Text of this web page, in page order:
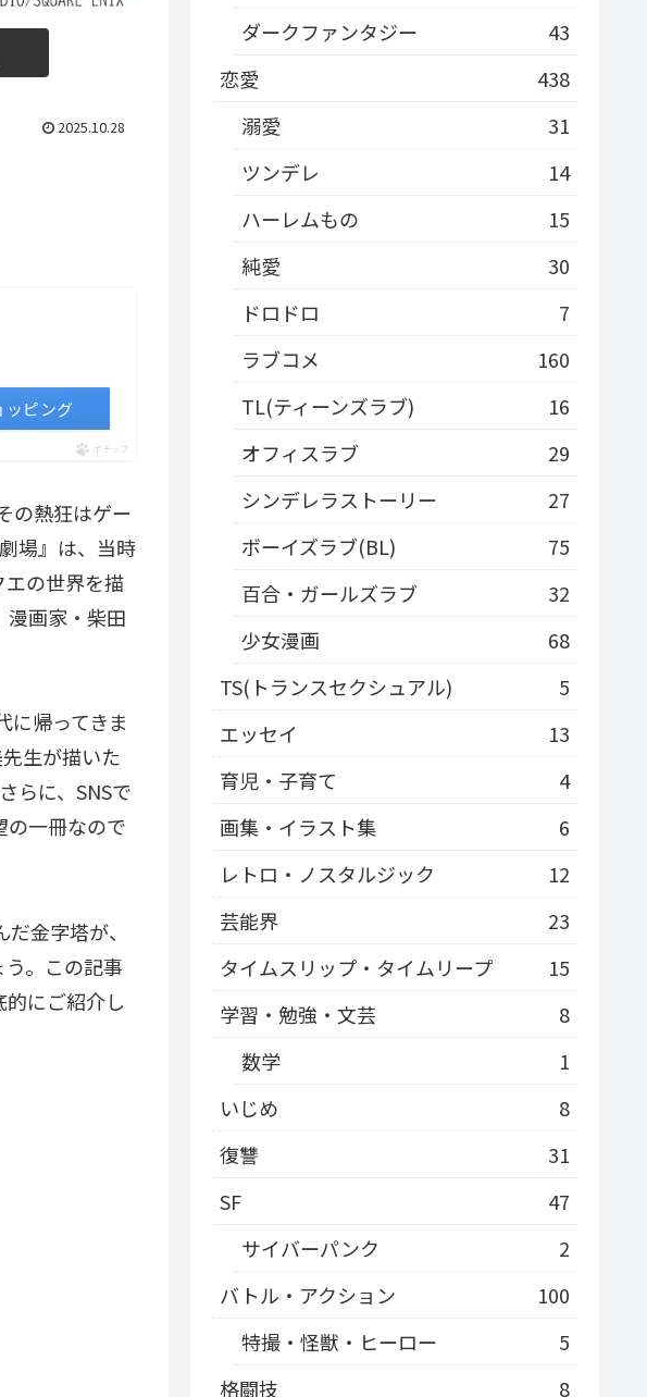
2025.10.28
ッピング
ポチップ
の熱狂はゲー
場』は、当時
の世界を描
漫画家・柴田
に帰ってきま
生が描いた
らに、SNSで
の一冊なので
金字塔が、
。この記事
にご紹介し
ダークファンタジー
43
恋愛
438
溺愛
31
ツンデレ
14
ハーレムもの
15
純愛
30
ドロドロ
7
ラブコメ
160
TL(ティーンズラブ)
16
オフィスラブ
29
シンデレラストーリー
27
ボーイズラブ(BL)
75
百合・ガールズラブ
32
少女漫画
68
TS(トランスセクシュアル)
5
エッセイ
13
育児・子育て
4
画集・イラスト集
6
レトロ・ノスタルジック
12
芸能界
23
タイムスリップ・タイムリープ
15
学習・勉強・文芸
8
数学
1
いじめ
8
復讐
31
SF
47
サイバーパンク
2
バトル・アクション
100
特撮・怪獣・ヒーロー
5
格闘技
8